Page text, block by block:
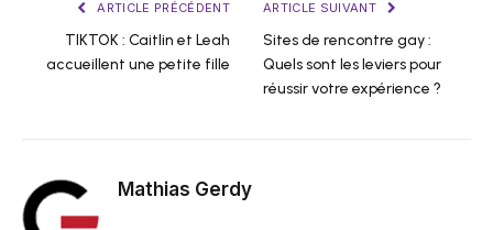
ARTICLE PRÉCÉDENT
TIKTOK : Caitlin et Leah
accueillent une petite fille
ARTICLE SUIVANT
Sites de rencontre gay :
Quels sont les leviers pour
réussir votre expérience ?
Mathias Gerdy